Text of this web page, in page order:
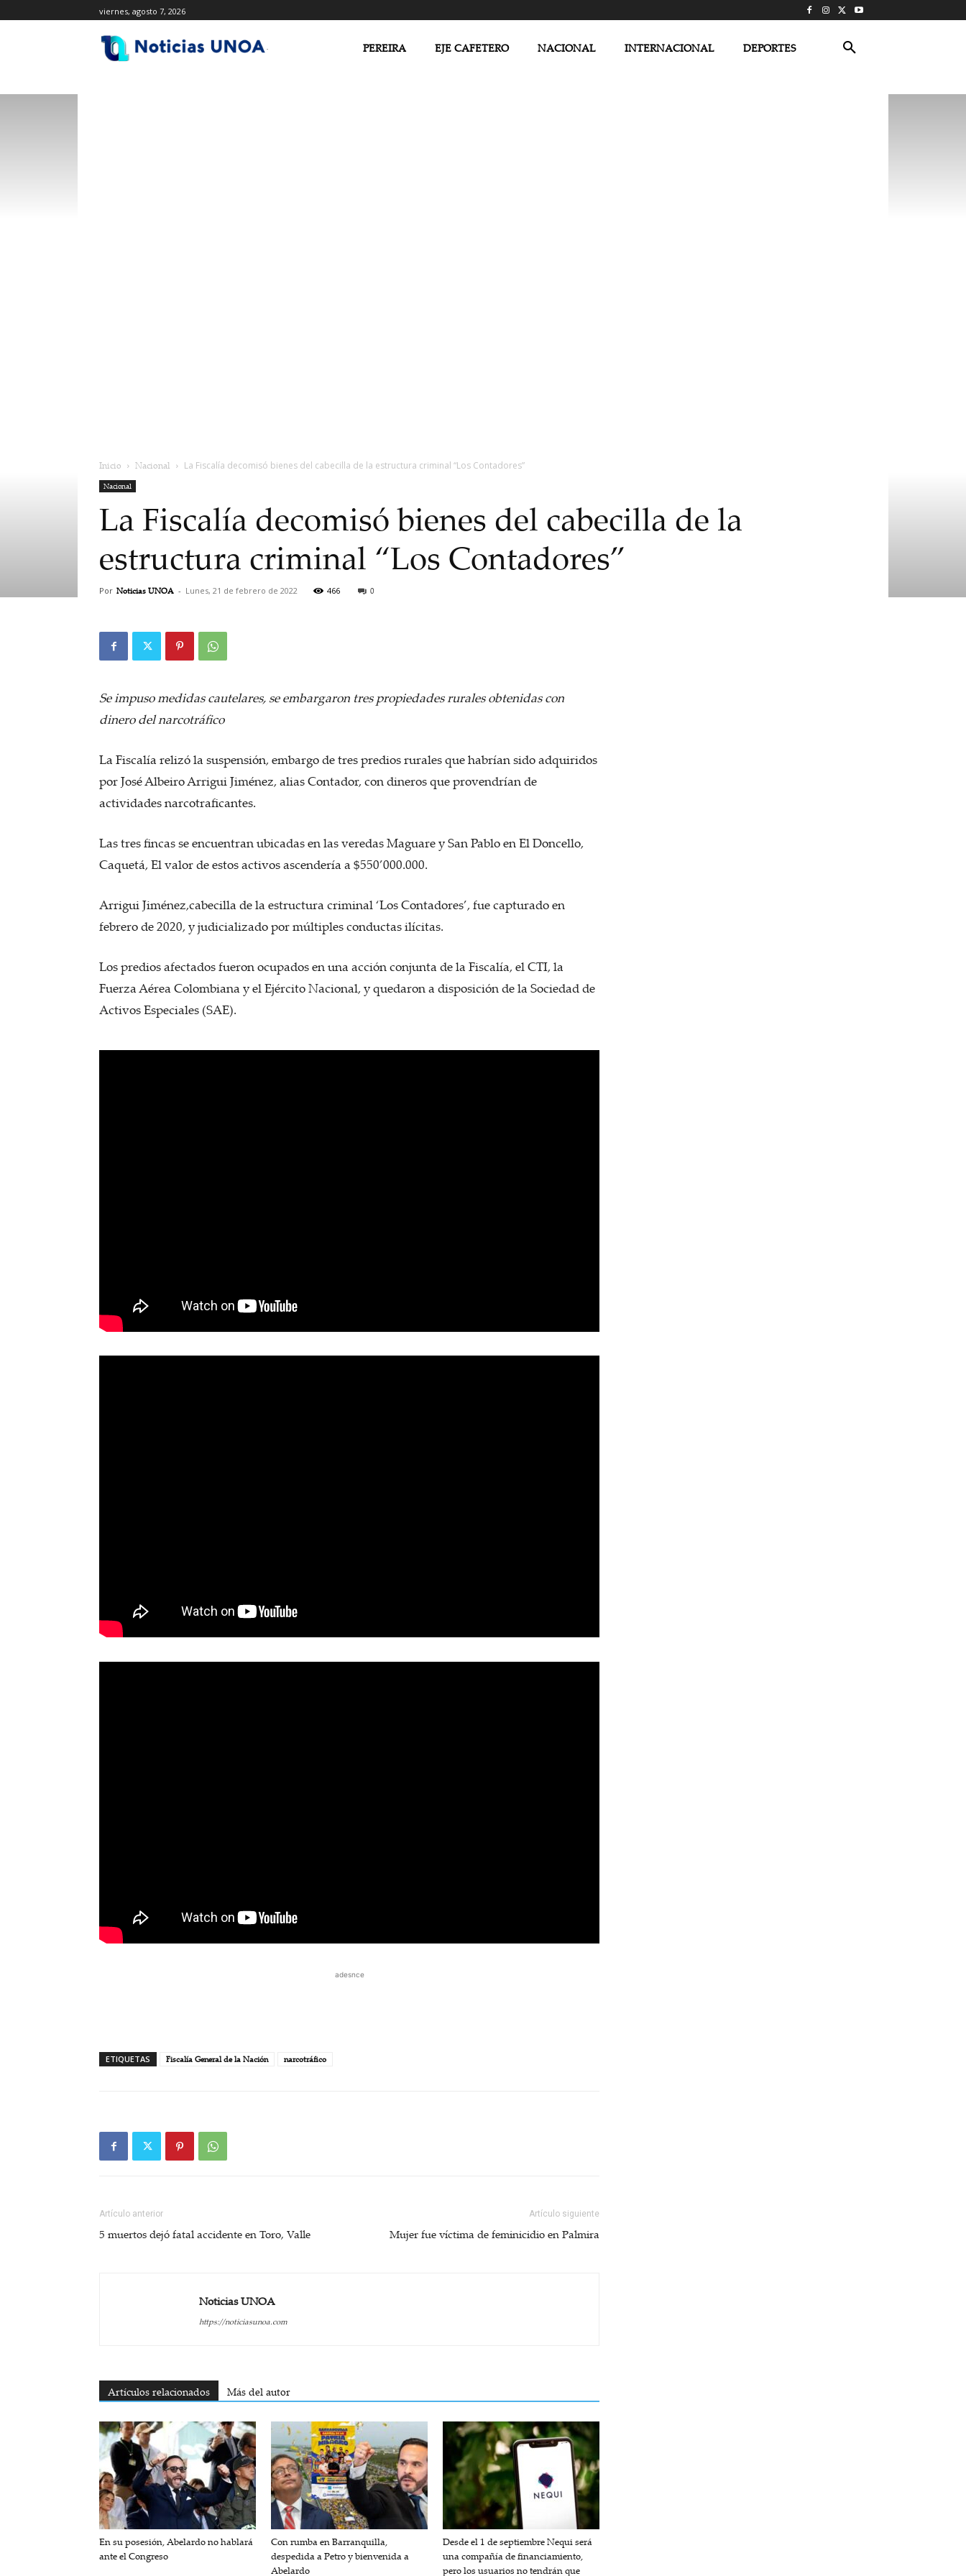
viernes, agosto 7, 2026
PEREIRA EJE CAFETERO NACIONAL INTERNACIONAL DEPORTES
Inicio Nacional La Fiscalía decomisó bienes del cabecilla de la estructura criminal “Los Contadores”
Nacional
La Fiscalía decomisó bienes del cabecilla de la
estructura criminal “Los Contadores”
Por Noticias UNOA - Lunes, 21 de febrero de 2022 466 0
Se impuso medidas cautelares, se embargaron tres propiedades rurales obtenidas con
dinero del narcotráfico
La Fiscalía relizó la suspensión, embargo de tres predios rurales que habrían sido adquiridos
por José Albeiro Arrigui Jiménez, alias Contador, con dineros que provendrían de
actividades narcotraficantes.
Las tres fincas se encuentran ubicadas en las veredas Maguare y San Pablo en El Doncello,
Caquetá, El valor de estos activos ascendería a $550’000.000.
Arrigui Jiménez,cabecilla de la estructura criminal ‘Los Contadores’, fue capturado en
febrero de 2020, y judicializado por múltiples conductas ilícitas.
Los predios afectados fueron ocupados en una acción conjunta de la Fiscalía, el CTI, la
Fuerza Aérea Colombiana y el Ejército Nacional, y quedaron a disposición de la Sociedad de
Activos Especiales (SAE).
adesnce
ETIQUETAS Fiscalía General de la Nación narcotráfico
Artículo anterior
5 muertos dejó fatal accidente en Toro, Valle
Artículo siguiente
Mujer fue víctima de feminicidio en Palmira
Noticias UNOA
https://noticiasunoa.com
Artículos relacionados Más del autor
En su posesión, Abelardo no hablará
ante el Congreso
Con rumba en Barranquilla,
despedida a Petro y bienvenida a
Abelardo
Desde el 1 de septiembre Nequi será
una compañía de financiamiento,
pero los usuarios no tendrán que